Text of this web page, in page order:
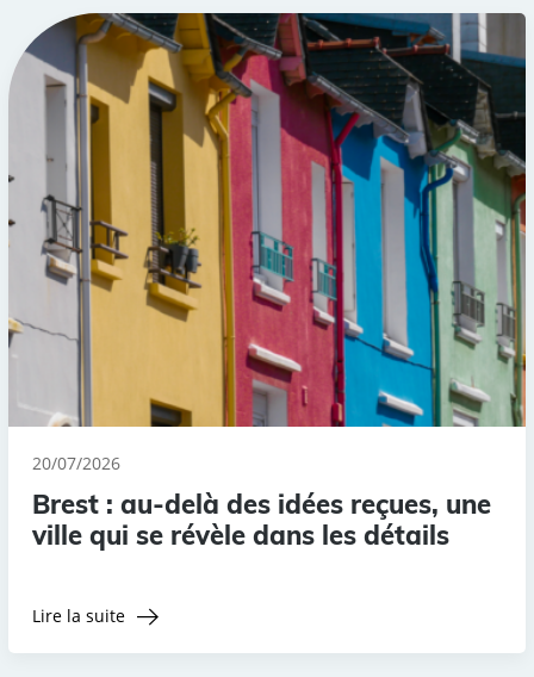
20/07/2026
Brest : au-delà des idées reçues, une
ville qui se révèle dans les détails
Lire la suite